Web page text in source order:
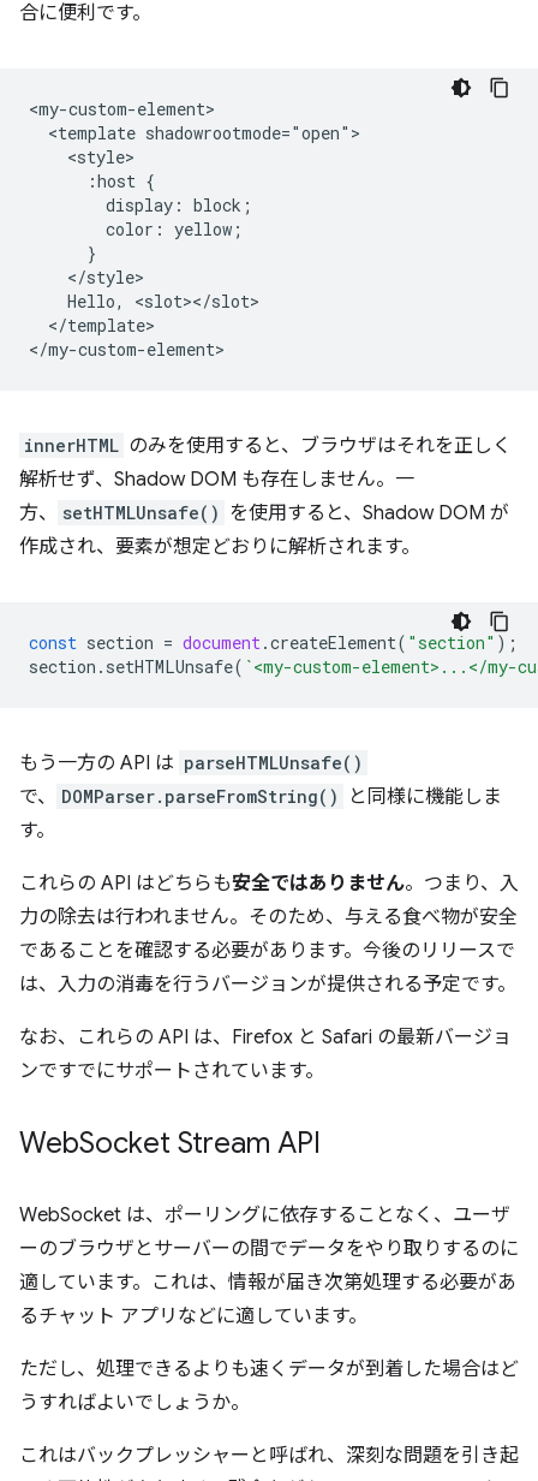
合に便利です。
<my-custom-element>
  <template shadowrootmode="open">
    <style>
      :host {
        display: block;
        color: yellow;
      }
    </style>
    Hello, <slot></slot>
  </template>
innerHTML のみを使用すると、ブラウザはそれを正しく
解析せず、Shadow DOM も存在しません。一
方、
setHTMLUnsafe() を使用すると、Shadow DOM が
作成され、要素が想定どおりに解析されます。
const section = document.createElement( "section" );
section . setHTMLUnsafe( `<my-custom-element>...</my-
もう一方の API は parseHTMLUnsafe()
で、 DOMParser.parseFromString()
と同様に機能しま
す。
これらの API はどちらも安全ではありません。つまり、入
力の除去は行われません。そのため、与える食べ物が安全
であることを確認する必要があります。今後のリリースで
は、入力の消毒を行うバージョンが提供される予定です。
なお、これらの API は、Firefox と Safari の最新バージョ
ンですでにサポートされています。
WebSocket Stream API
WebSocket は、ポーリングに依存することなく、ユーザ
ーのブラウザとサーバーの間でデータをやり取りするのに
適しています。これは、情報が届き次第処理する必要があ
るチャット アプリなどに適しています。
ただし、処理できるよりも速くデータが到着した場合はど
うすればよいでしょうか。
これはバックプレッシャーと呼ばれ、深刻な問題を引き起